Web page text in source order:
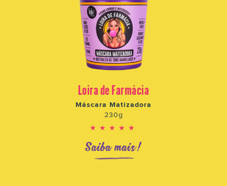
Loira de Farmácia
Máscara Matizadora
230g
★★★★★
Saiba mais!